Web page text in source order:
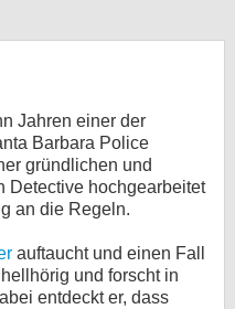
Jahren einer der
Barbara Police
gründlichen und
Detective hochgearbeitet
an die Regeln.
auftaucht und einen Fall
und forscht in
entdeckt er, dass